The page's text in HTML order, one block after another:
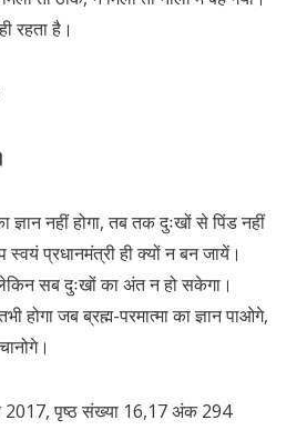
रहता है।
ज्ञान नहीं होगा, तब तक दुःखों से पिंड नहीं
प्रधानमंत्री ही क्यों न बन जायें।
सब दुःखों का अंत न हो सकेगा।
होगा जब ब्रह्म-परमात्मा का ज्ञान पाओगे,
2017, पृष्ठ संख्या 16,17 अंक 294